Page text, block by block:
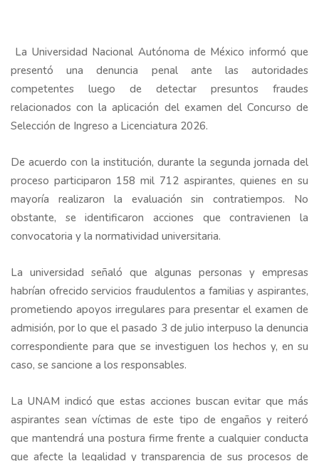
La Universidad Nacional Autónoma de México informó que
presentó una denuncia penal ante las autoridades
competentes luego de detectar presuntos fraudes
relacionados con la aplicación del examen del Concurso de
Selección de Ingreso a Licenciatura 2026.
De acuerdo con la institución, durante la segunda jornada del
proceso participaron 158 mil 712 aspirantes, quienes en su
mayoría realizaron la evaluación sin contratiempos. No
obstante, se identificaron acciones que contravienen la
convocatoria y la normatividad universitaria.
La universidad señaló que algunas personas y empresas
habrían ofrecido servicios fraudulentos a familias y aspirantes,
prometiendo apoyos irregulares para presentar el examen de
admisión, por lo que el pasado 3 de julio interpuso la denuncia
correspondiente para que se investiguen los hechos y, en su
caso, se sancione a los responsables.
La UNAM indicó que estas acciones buscan evitar que más
aspirantes sean víctimas de este tipo de engaños y reiteró
que mantendrá una postura firme frente a cualquier conducta
que afecte la legalidad y transparencia de sus procesos de